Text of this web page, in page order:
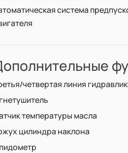
система
четвертая линия
температуры масла
цилиндра наклона